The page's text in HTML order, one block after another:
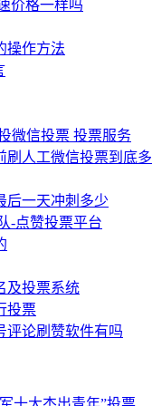
价格一样吗
操作方法
微信投票 投票服务
人工微信投票到底多
后一天冲刺多少
-点赞投票平台
及投票系统
投票
评论刷赞软件有吗